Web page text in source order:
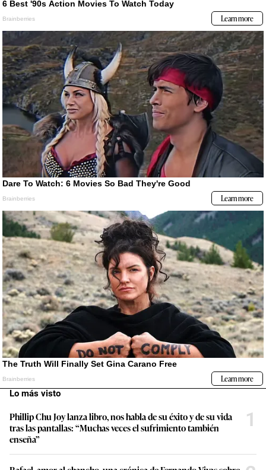
Lo más visto
Phillip Chu Joy lanza libro, nos habla de su éxito y de su vida
tras las pantallas: “Muchas veces el sufrimiento también
enseña”
1